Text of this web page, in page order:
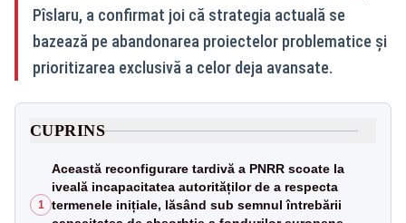
Pîslaru, a confirmat joi că strategia actuală se
bazează pe abandonarea proiectelor problematice și
prioritizarea exclusivă a celor deja avansate.
CUPRINS
1
Această reconfigurare tardivă a PNRR scoate la
iveală incapacitatea autorităților de a respecta
termenele inițiale, lăsând sub semnul întrebării